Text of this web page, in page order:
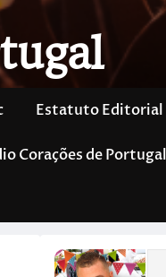
Estatuto Editorial
Corações de Portugal